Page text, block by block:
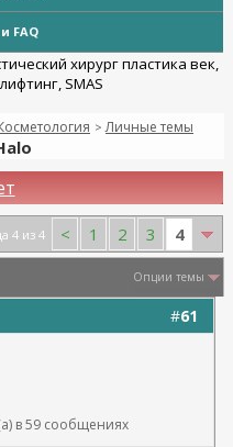
FAQ
>Личные темы
4 из 4 < 1 2 3 4
Опции темы
#61
в 59 сообщениях